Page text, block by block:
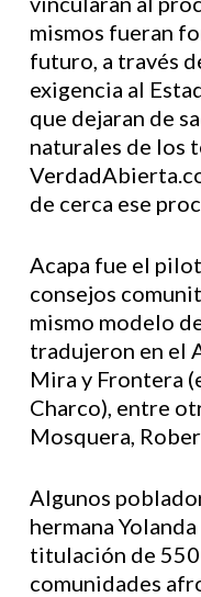
mismos fueran
futuro, a través
exigencia al
que dejaran de
naturales de los
de cerca ese
Acapa fue el
consejos
mismo modelo
tradujeron en el
Mira y Frontera
Charco), entre
Mosquera,
Algunos
hermana
titulación de 550
comunidades